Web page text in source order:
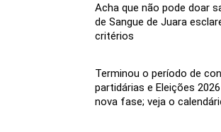
Acha que não pode doar
de Sangue de Juara
critérios
Terminou o período de
partidárias e Eleições
nova fase; veja o